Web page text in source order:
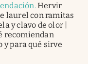
.Hervir
laurel con ramitas
y clavo de olor |
recomiendan
y para qué sirve